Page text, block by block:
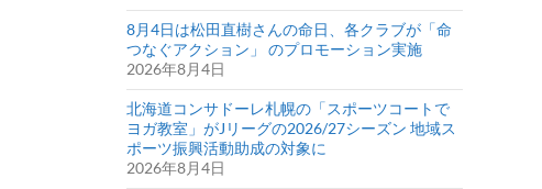
8月4日は松田直樹さんの命日、各クラブが「命
つなぐアクション」 のプロモーション実施
2026年8月4日
北海道コンサドーレ札幌の「スポーツコートで
ヨガ教室」がJリーグの2026/27シーズン 地域ス
ポーツ振興活動助成の対象に
2026年8月4日